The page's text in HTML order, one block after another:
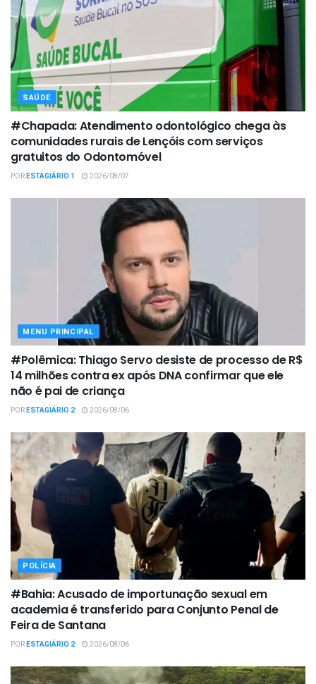
SAÚDE
#Chapada: Atendimento odontológico chega às
comunidades rurais de Lençóis com serviços
gratuitos do Odontomóvel
PORESTAGIÁRIO 1 2026/08/07
MENU PRINCIPAL
#Polêmica: Thiago Servo desiste de processo de R$
14 milhões contra ex após DNA confirmar que ele
não é pai de criança
PORESTAGIÁRIO 2 2026/08/06
POLÍCIA
#Bahia: Acusado de importunação sexual em
academia é transferido para Conjunto Penal de
Feira de Santana
PORESTAGIÁRIO 2 2026/08/06